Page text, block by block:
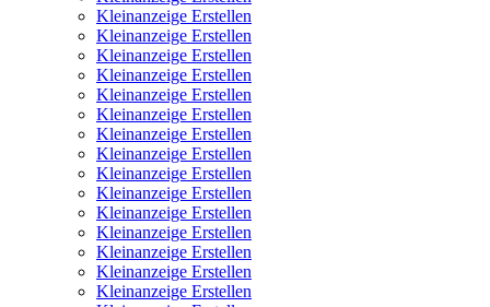
Kleinanzeige Erstellen
Kleinanzeige Erstellen
Kleinanzeige Erstellen
Kleinanzeige Erstellen
Kleinanzeige Erstellen
Kleinanzeige Erstellen
Kleinanzeige Erstellen
Kleinanzeige Erstellen
Kleinanzeige Erstellen
Kleinanzeige Erstellen
Kleinanzeige Erstellen
Kleinanzeige Erstellen
Kleinanzeige Erstellen
Kleinanzeige Erstellen
Kleinanzeige Erstellen